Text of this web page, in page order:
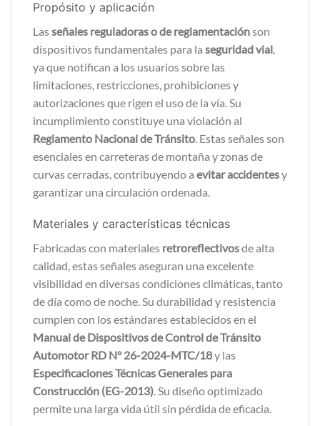
Propósito y aplicación
Lasseñales reguladoras o de reglamentaciónson
dispositivos fundamentales para la seguridad vial
ya que notifican a los usuarios sobre las
limitaciones, restricciones, prohibiciones y
autorizaciones que rigen el uso de la vía. Su
incumplimiento constituye una violación al
Reglamento Nacional de Tránsito . Estas señales son
esenciales en carreteras de montaña y zonas de
curvas cerradas, contribuyendo a evitar accidentesy
garantizar una circulación ordenada.
Materiales y características técnicas
Fabricadas con materiales retroreflectivosde alta
calidad, estas señales aseguran una excelente
visibilidad en diversas condiciones climáticas, tanto
de día como de noche. Su durabilidad y resistencia
cumplen con los estándares establecidos en el
Manual de Dispositivos de Control de Tránsito
Automotor RD N° 26-2024-MTC/18y las
Especificaciones Técnicas Generales para
Construcción (EG-2013). Su diseño optimizado
permite una larga vida útil sin pérdida de eficacia.